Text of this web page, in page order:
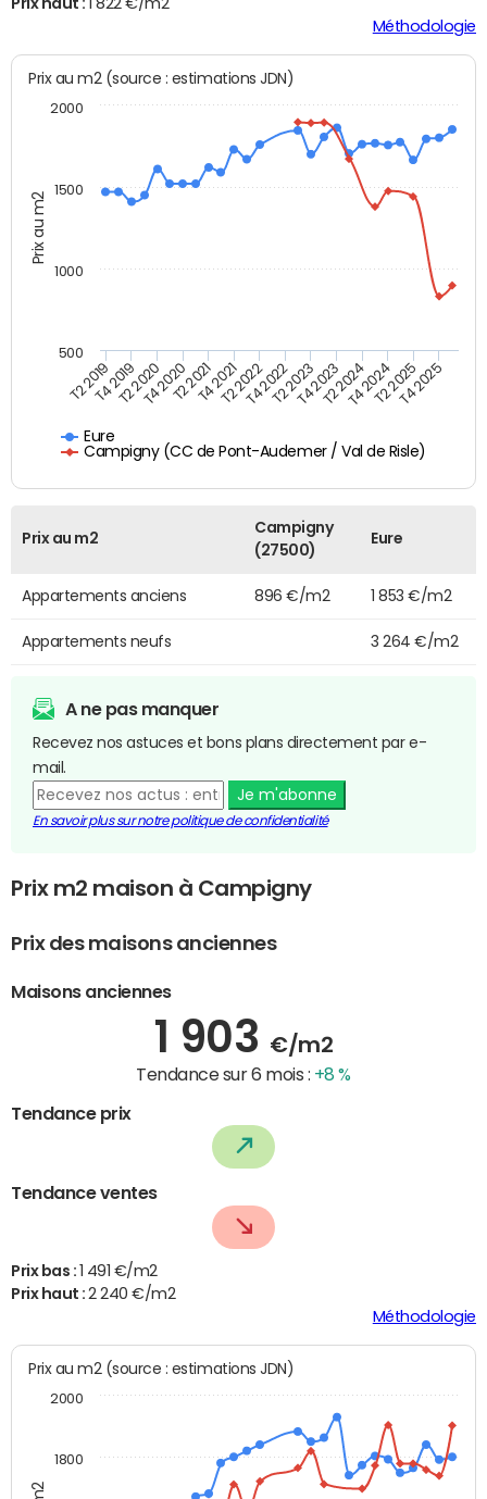
Méthodologie
Prix au m2
Prix au m2 (source : estimations JDN)
Eure
Campigny (CC de Pont-Audemer / Val de Risle)
T2 2019T4 2019T2 2020T4 2020T2 2021T4 2021T2 2022T4 2022T2 2023T4 2023T2 2024T4 2024T2 2025T4 2025
1000
1500
2000
500
Prix au m2
Campigny
(27500)
Eure
Appartements anciens 896 €/m2 1 853 €/m2
Appartements neufs 3 264 €/m2
A ne pas manquer
Recevez nos astuces et bons plans directement par e-
mail.
Je m'abonne
En savoir plus sur notre politique de confidentialité
Prix m2 maison à Campigny
Prix des maisons anciennes
Maisons anciennes
1 903 €/m2
Tendance sur 6 mois : +8 %
Tendance prix
Tendance ventes
Prix bas :
1 491 €/m2
Prix haut :2 240 €/m2
Méthodologie
Prix au m2 (source : estimations JDN)
1800
2000